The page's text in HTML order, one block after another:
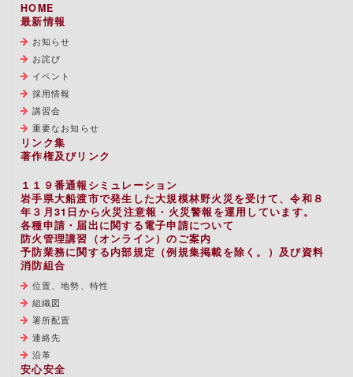
HOME
最新情報
お知らせ
お詫び
イベント
採用情報
講習会
重要なお知らせ
リンク集
著作権及びリンク
１１９番通報シミュレーション
岩手県大船渡市で発生した大規模林野火災を受けて、令和８
年３月31日から火災注意報・火災警報を運用しています。
各種申請・届出に関する電子申請について
防火管理講習（オンライン）のご案内
予防業務に関する内部規定（例規集掲載を除く。）及び資料
消防組合
位置、地勢、特性
組織図
署所配置
連絡先
沿革
安心安全